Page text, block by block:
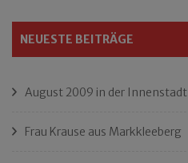
NEUESTE BEITRÄGE
August 2009 in der Innenstadt
Frau Krause aus Markkleeberg